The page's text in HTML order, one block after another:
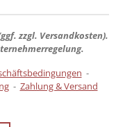
zzgl. Versandkosten).
-
- Zahlung & Versand